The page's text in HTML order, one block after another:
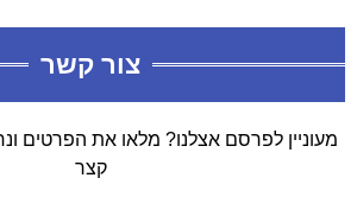
צור קשר
מעוניין לפרסם אצלנו? מלאו את הפרטים
קצר